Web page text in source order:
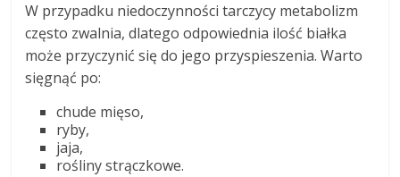
W przypadku niedoczynności tarczycy metabolizm
często zwalnia, dlatego odpowiednia ilość białka
może przyczynić się do jego przyspieszenia. Warto
sięgnąć po:
chude mięso,
ryby,
jaja,
rośliny strączkowe.